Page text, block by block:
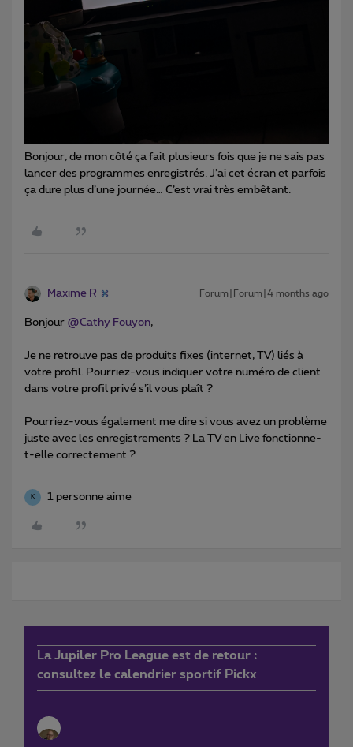
Bonjour, de mon côté ça fait plusieurs fois que je ne sais pas
lancer des programmes enregistrés. J’ai cet écran et parfois
ça dure plus d’une journée… C’est vrai très embêtant.
Maxime R Forum|Forum|4 months ago
Bonjour ​ @Cathy Fouyon,
Je ne retrouve pas de produits fixes (internet, TV) liés à
votre profil. Pourriez-vous indiquer votre numéro de client
dans votre profil privé s’il vous plaît ?
Pourriez-vous également me dire si vous avez un problème
juste avec les enregistrements ? La TV en Live fonctionne-
t-elle correctement ?
K 1 personne aime
La Jupiler Pro League est de retour :
consultez le calendrier sportif Pickx